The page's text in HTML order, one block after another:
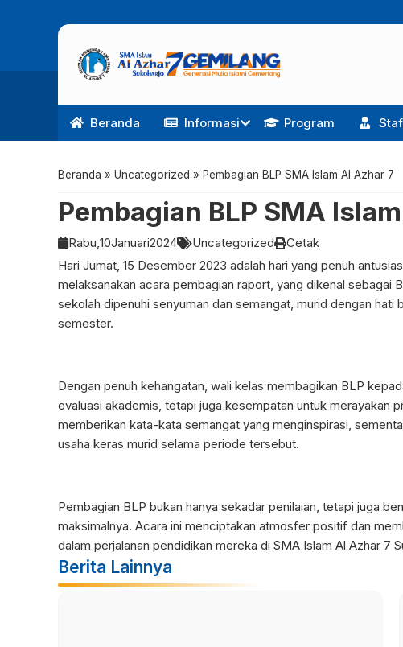
Beranda Informasi Program
Beranda » Uncategorized » Pembagian BLP SMA Islam Al Azhar 7
Pembagian BLP SMA
Rabu,10Januari2024 Uncategorized Cetak
Hari Jumat, 15 Desember 2023 adalah hari yang penuh
melaksanakan acara pembagian raport, yang dikenal sebagai
sekolah dipenuhi senyuman dan semangat, murid dengan
semester.
Dengan penuh kehangatan, wali kelas membagikan BLP
evaluasi akademis, tetapi juga kesempatan untuk merayakan
memberikan kata-kata semangat yang menginspirasi,
usaha keras murid selama periode tersebut.
Pembagian BLP bukan hanya sekadar penilaian, tetapi juga
maksimalnya. Acara ini menciptakan atmosfer positif dan
dalam perjalanan pendidikan mereka di SMA Islam Al Azhar 7
Berita Lainnya